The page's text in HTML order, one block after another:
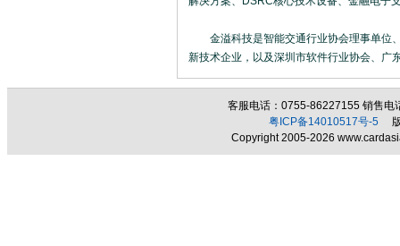
金溢科技是智能交通行业协会理事单位、
新技术企业，以及深圳市软件行业协会、广
客服电话：0755-86227155 销售
粤ICP备14010517号-5 版
Copyright 2005-2026